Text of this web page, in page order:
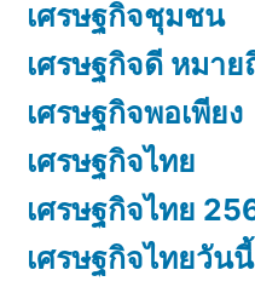
เศรษฐกิจชุมชน
เศรษฐกิจดี หมาย
เศรษฐกิจพอเพียง
เศรษฐกิจไทย
เศรษฐกิจไทย
เศรษฐกิจไทยวันนี้